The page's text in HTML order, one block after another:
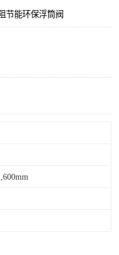
节能环保浮筒阀